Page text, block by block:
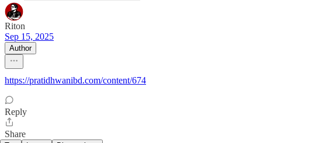
Riton
Sep 15, 2025
Author
https://pratidhwanibd.com/content/674
Reply
Share